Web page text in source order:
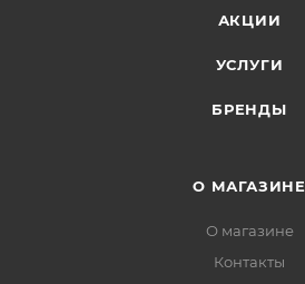
АКЦИИ
УСЛУГИ
БРЕНДЫ
О МАГАЗИНЕ
О магазине
Контакты